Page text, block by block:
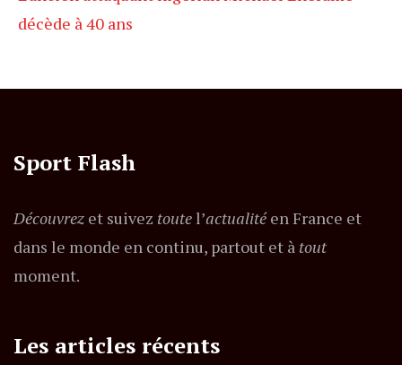
décède à 40 ans
Sport Flash
Découvrez et suivez toutel’actualitéen France et
dans le monde en continu, partout et à tout
moment.
Les articles récents